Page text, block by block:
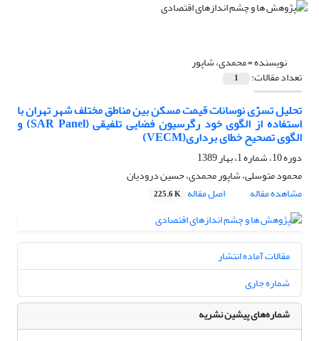
نویسنده =محمدی، شاپور
تعداد مقالات: 1
تحلیل تسرّی نوسانات قیمت مسکن بین مناطق مختلف شهر تهران با
استفاده از الگوی خود رگرسیون فضایی تلفیقی (SAR Panel) و
الگوی تصحیح خطای برداری(VECM)
دوره 10، شماره 1، بهار 1389
محمود متوسلی، شاپور محمدی، حسین درودیان
مشاهده مقاله
اصل مقاله 225.6 K
مقالات آماده انتشار
شماره جاری
شماره‌های پیشین نشریه